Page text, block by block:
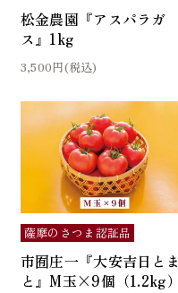
松金農園『アスパラガ
ス』1kg
3,500円(税込)
薩摩のさつま認証品
市囿庄一『大安吉日とま
と』M玉×9個（1.2kg）